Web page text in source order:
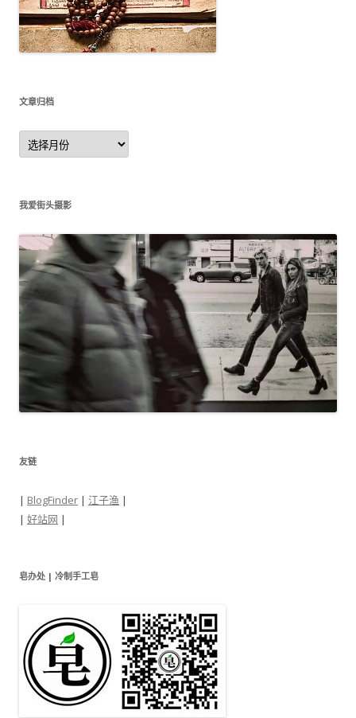
文章归档
文
章
归
我爱街头摄影
友链
| BlogFinder | 江子渔 |
| 好站网 |
皂办处 | 冷制手工皂